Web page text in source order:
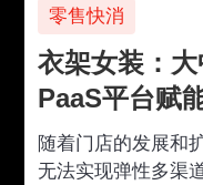
零售快消
衣架女装：
PaaS平台赋
随着门店的发展和
无法实现弹性多渠